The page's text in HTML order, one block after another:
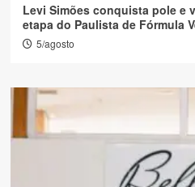
Levi Simões conquista pole e
etapa do Paulista de Fórmula
5/agosto